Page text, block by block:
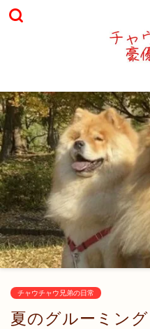
チャウチャウ兄弟の日常
夏のグルーミン